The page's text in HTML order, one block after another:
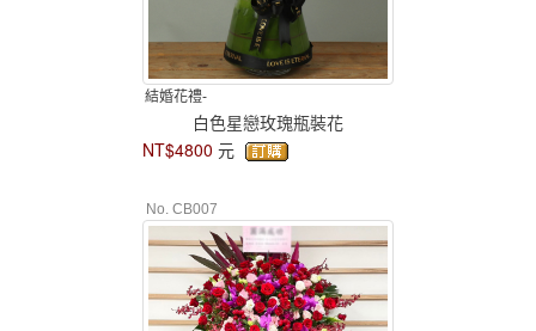
結婚花禮-
白色星戀玫瑰瓶裝花
NT$4800 元
No. CB007